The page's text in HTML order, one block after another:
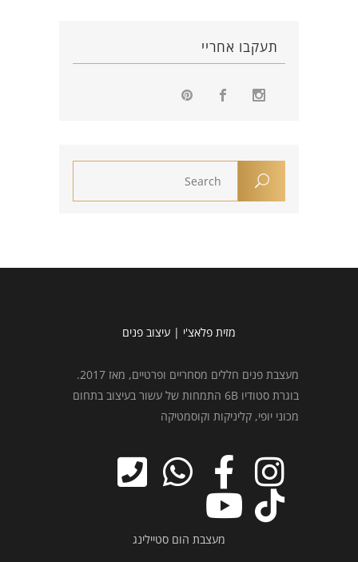
תעקבו אחריי
מזית פלאצ'י | עיצוב פנים
מעצבת פנים חללים מסחריים ופרטיים, מאז 2017.
בוגרת סטודיו 6B התמחות של עשור בעיצוב בתחום
מכוני יופי, קליניקות וקוסמטיקה
מעצבת הום סטיילינג